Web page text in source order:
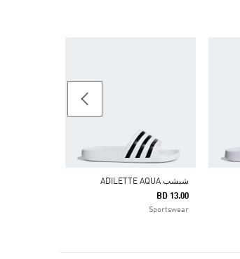
شبشب ADILETTE AQUA
BD 13.00
Sportswear